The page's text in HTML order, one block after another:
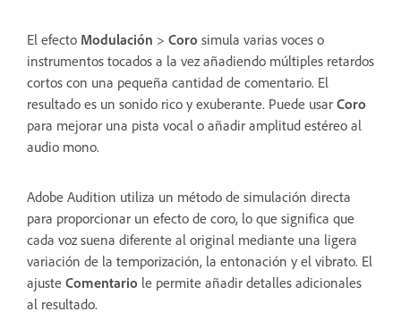
El efecto Modulación > Coro simula varias voces o
instrumentos tocados a la vez añadiendo múltiples retardos
cortos con una pequeña cantidad de comentario. El
resultado es un sonido rico y exuberante. Puede usar Coro
para mejorar una pista vocal o añadir amplitud estéreo al
audio mono.
Adobe Audition utiliza un método de simulación directa
para proporcionar un efecto de coro, lo que significa que
cada voz suena diferente al original mediante una ligera
variación de la temporización, la entonación y el vibrato. El
ajuste Comentario le permite añadir detalles adicionales
al resultado.